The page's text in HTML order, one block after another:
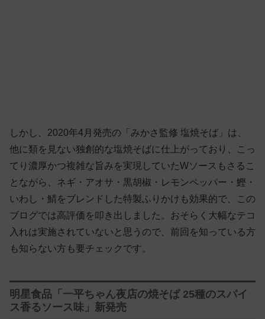
しかし、2020年4月発売の「みかさ監修 塩焼そば」は、
他に類を見ない独創的な塩焼そばに仕上がっており、こっ
てり濃厚かつ複雑な旨みを実現していたWソースもさるこ
とながら、ネギ・アオサ・黒胡椒・レモンペッパー・鰹・
いわし・鯖をブレンドした特製ふりかけも効果的で、この
ブログでは高評価を叩き出しました。おそらく大幅なテコ
入れは実施されていないと思うので、前回を知っている方
も知らない方も要チェックです。
明星食品「一平ちゃん夜店の焼そば 25種のスパイ
ス香るソース味」新発売